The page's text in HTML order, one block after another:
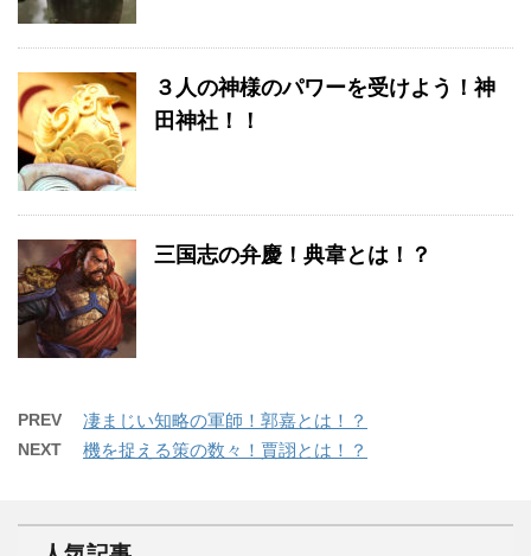
３人の神様のパワーを受けよう！神
田神社！！
三国志の弁慶！典韋とは！？
PREV 凄まじい知略の軍師！郭嘉とは！？
NEXT 機を捉える策の数々！賈詡とは！？